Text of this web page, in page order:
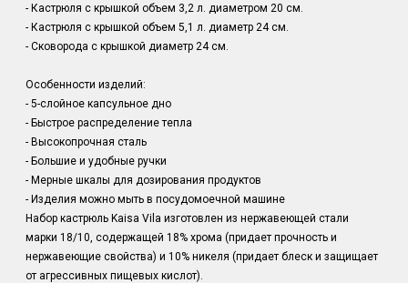
- Кастрюля с крышкой объем 3,2 л. диаметром 20 см.
- Кастрюля с крышкой объем 5,1 л. диаметр 24 см.
- Сковорода с крышкой диаметр 24 см.
Особенности изделий:
- 5-слойное капсульное дно
- Быстрое распределение тепла
- Высокопрочная сталь
- Большие и удобные ручки
- Мерные шкалы для дозирования продуктов
- Изделия можно мыть в посудомоечной машине
Набор кастрюль Kaisa Vila изготовлен из нержавеющей стали
марки 18/10, содержащей 18% хрома (придает прочность и
нержавеющие свойства) и 10% никеля (придает блеск и защищает
от агрессивных пищевых кислот).